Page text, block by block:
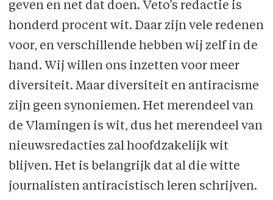
geven en net dat doen. Veto’s redactie is
honderd procent wit. Daar zijn vele redenen
voor, en verschillende hebben wij zelf in de
hand. Wij willen ons inzetten voor meer
diversiteit. Maar diversiteit en antiracisme
zijn geen synoniemen. Het merendeel van
de Vlamingen is wit, dus het merendeel van
nieuwsredacties zal hoofdzakelijk wit
blijven. Het is belangrijk dat al die witte
journalisten antiracistisch leren schrijven.